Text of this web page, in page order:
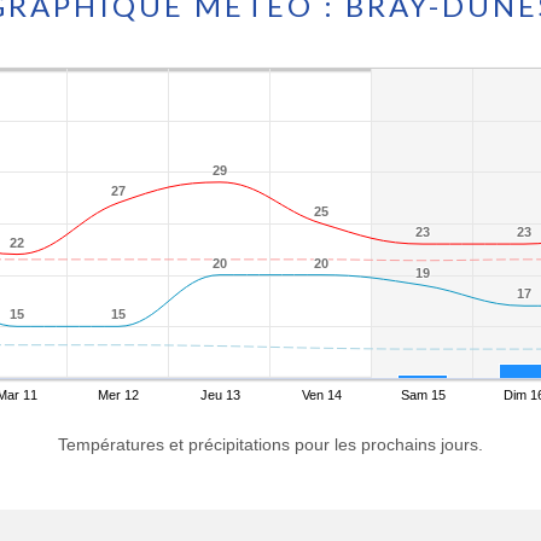
22
22
27
27
29
29
25
25
23
23 23
23
15
15 15
15
20
20 20
20
19
19
17
17
11 Mer 12 Jeu 13 Ven 14 Sam 15 Dim
Températures et précipitations pour les prochains jours.